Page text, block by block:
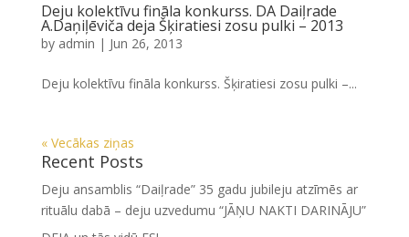
Deju kolektīvu fināla konkurss. DA Daiļrade
A.Daņiļēviča deja Šķiratiesi zosu pulki – 2013
by admin | Jun 26, 2013
Deju kolektīvu fināla konkurss. Šķiratiesi zosu pulki –...
« Vecākas ziņas
Recent Posts
Deju ansamblis “Daiļrade” 35 gadu jubileju atzīmēs ar
rituālu dabā – deju uzvedumu “JĀŅU NAKTI DARINĀJU”